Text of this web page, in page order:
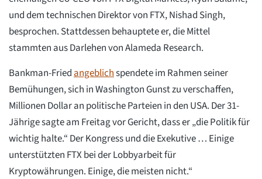
und dem technischen Direktor von FTX, Nishad Singh,
besprochen. Stattdessen behauptete er, die Mittel
stammten aus Darlehen von Alameda Research.
Bankman-Friedangeblichspendete im Rahmen seiner
Bemühungen, sich in Washington Gunst zu verschaffen,
Millionen Dollar an politische Parteien in den USA. Der 31-
Jährige sagte am Freitag vor Gericht, dass er „die Politik für
wichtig halte.“ Der Kongress und die Exekutive … Einige
unterstützten FTX bei der Lobbyarbeit für
Kryptowährungen. Einige, die meisten nicht.“